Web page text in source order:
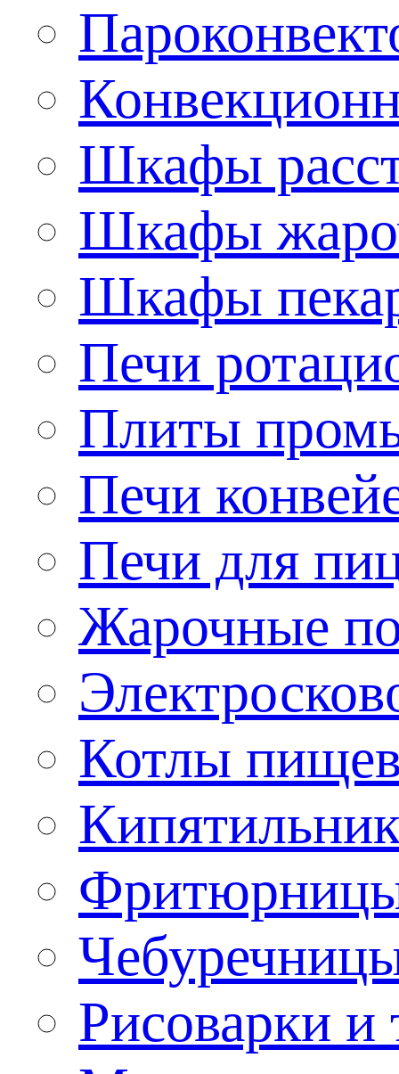
Шкафы
Шкафы
Шкафы
Печи
Плиты
Печи
Печи для
Жарочные
Котлы
Рисоварки и